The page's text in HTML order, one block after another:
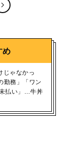
め
じゃなかっ
勤務」「ワン
払い」…牛丼